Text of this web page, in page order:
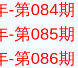
-第084
-第085
-第086